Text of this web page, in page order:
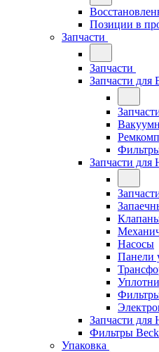
Позиции в
Запчасти
Запчасти
Запчасти для
Запчасти для
Насосы
Панели
Запчасти для
Фильтры
Упаковка